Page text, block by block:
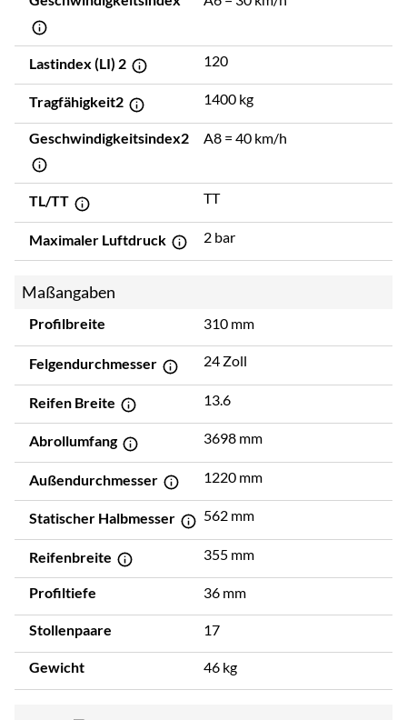
Lastindex (LI) 2 120
Tragfähigkeit2 1400 kg
Geschwindigkeitsindex2 A8 = 40 km/h
TL/TT TT
Maximaler Luftdruck 2 bar
Maßangaben
Profilbreite 310 mm
Felgendurchmesser 24 Zoll
Reifen Breite 13.6
Abrollumfang 3698 mm
Außendurchmesser 1220 mm
Statischer Halbmesser 562 mm
Reifenbreite 355 mm
Profiltiefe 36 mm
Stollenpaare 17
Gewicht 46 kg